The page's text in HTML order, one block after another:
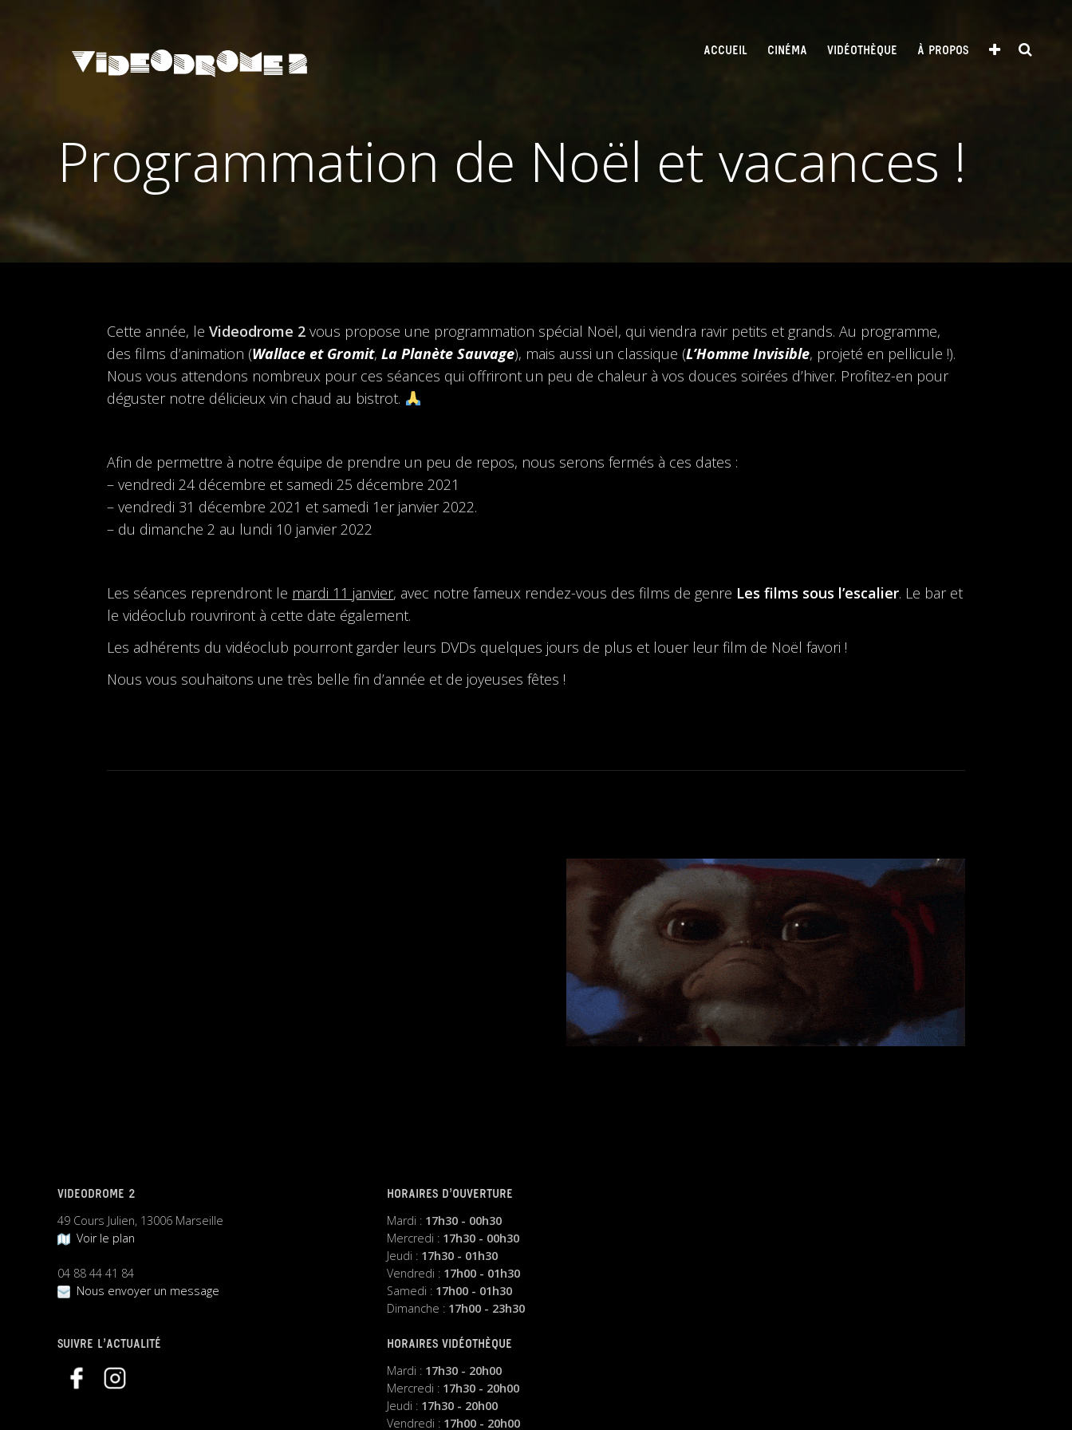
ACCUEIL CINÉMA VIDÉOTHÈQUE À PROPOS
Programmation de Noël et vacances !
Cette année, le Videodrome 2 vous propose une programmation spécial Noël, qui viendra ravir petits et grands. Au programme,
des films d’animation (Wallace et Gromit, La Planète Sauvage), mais aussi un classique (L’Homme Invisible, projeté en pellicule !).
Nous vous attendons nombreux pour ces séances qui offriront un peu de chaleur à vos douces soirées d’hiver. Profitez-en pour
déguster notre délicieux vin chaud au bistrot.
Afin de permettre à notre équipe de prendre un peu de repos, nous serons fermés à ces dates :
– vendredi 24 décembre et samedi 25 décembre 2021
– vendredi 31 décembre 2021 et samedi 1er janvier 2022.
– du dimanche 2 au lundi 10 janvier 2022
Les séances reprendront le mardi 11 janvier, avec notre fameux rendez-vous des films de genre Les films sous l’escalier. Le bar et
le vidéoclub rouvriront à cette date également.
Les adhérents du vidéoclub pourront garder leurs DVDs quelques jours de plus et louer leur film de Noël favori !
Nous vous souhaitons une très belle fin d’année et de joyeuses fêtes !
VIDEODROME 2
49 Cours Julien, 13006 Marseille
Voir le plan
04 88 44 41 84
Nous envoyer un message
SUIVRE L’ACTUALITÉ
HORAIRES D’OUVERTURE
Mardi : 17h30 - 00h30
Mercredi : 17h30 - 00h30
Jeudi : 17h30 - 01h30
Vendredi : 17h00 - 01h30
Samedi : 17h00 - 01h30
Dimanche : 17h00 - 23h30
HORAIRES VIDÉOTHÈQUE
Mardi : 17h30 - 20h00
Mercredi : 17h30 - 20h00
Jeudi : 17h30 - 20h00
Vendredi : 17h00 - 20h00